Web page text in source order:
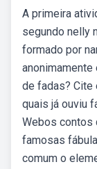
A primeira
segundo nelly
formado por
anonimamente
de fadas?
quais já ouviu
Webos contos
famosas
comum o